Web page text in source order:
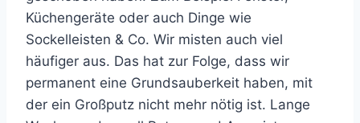
Küchengeräte oder auch Dinge wie
Sockelleisten & Co. Wir misten auch viel
häufiger aus. Das hat zur Folge, dass wir
permanent eine Grundsauberkeit haben, mit
der ein Großputz nicht mehr nötig ist. Lange